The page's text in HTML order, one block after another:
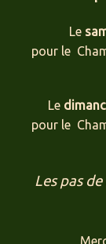
Le
pour le
Le
pour le
Les pas